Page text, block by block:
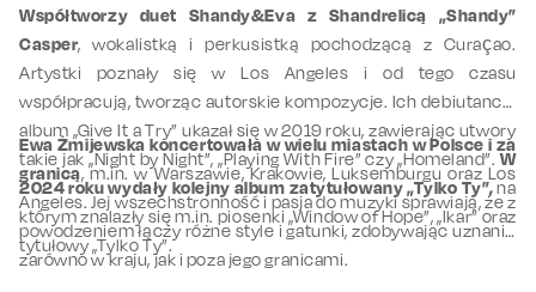
Współtworzy duet Shandy&Eva z Shandrelicą „Shandy”
Casper, wokalistką i perkusistką pochodzącą z Curaçao.
Artystki poznały się w Los Angeles i od tego czasu
współpracują, tworząc autorskie kompozycje. Ich debiutancki
album „Give It a Try” ukazał się w 2019 roku, zawierając utwory
takie jak „Night by Night”, „Playing With Fire” czy „Homeland”.W
2024 roku wydały kolejny album zatytułowany „Tylko Ty”,na
którym znalazły się m.in. piosenki „Window of Hope”, „Ikar” oraz
tytułowy „Tylko Ty”.
Ewa Żmijewska koncertowała w wielu miastach w Polsce i za
granicą, m.in. w Warszawie, Krakowie, Luksemburgu oraz Los
Angeles. Jej wszechstronność i pasja do muzyki sprawiają, że z
powodzeniem łączy różne style i gatunki, zdobywając uznanie
zarówno w kraju, jak i poza jego granicami.